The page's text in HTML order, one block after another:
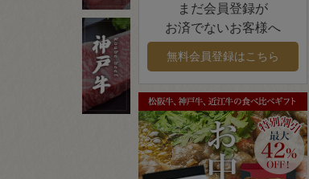
まだ会員登録が
お済でないお客様へ
無料会員登録はこちら